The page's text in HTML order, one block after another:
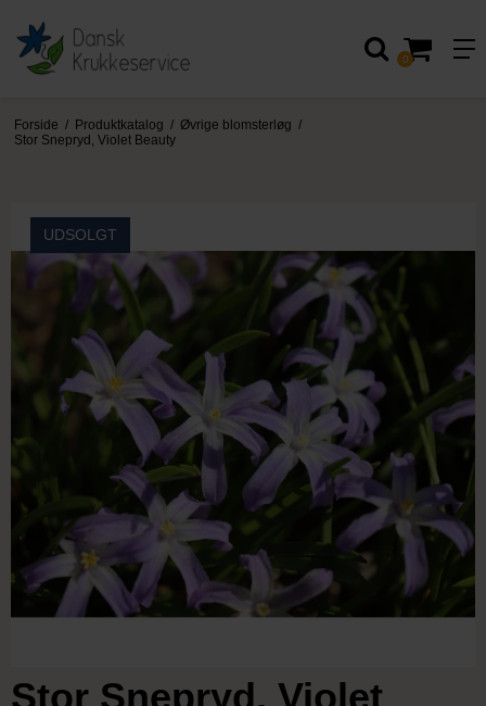
0
Forside / Produktkatalog / Øvrige blomsterløg /
Stor Snepryd, Violet Beauty
UDSOLGT
Stor Snepryd, Violet